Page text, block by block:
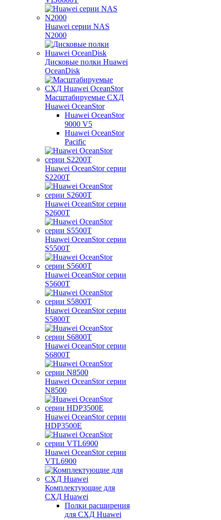
Huawei серии NAS
N2000
Дисковые полки Huawei
OceanDisk
Масштабируемые СХД
Huawei OceanStor
Huawei OceanStor
9000 V5
Huawei OceanStor
Pacific
Huawei OceanStor серии
S2200T
Huawei OceanStor серии
S2600T
Huawei OceanStor серии
S5500T
Huawei OceanStor серии
S5600T
Huawei OceanStor серии
S5800T
Huawei OceanStor серии
S6800T
Huawei OceanStor серии
N8500
Huawei OceanStor серии
HDP3500E
Huawei OceanStor серии
VTL6900
Комплектующие для
СХД Huawei
Полки расширения
для СХД Huawei